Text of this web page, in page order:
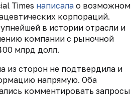
Times написала о возможном
корпораций.
в истории отрасли и
компании с рыночной
млрд долл.
из сторон не подтвердила и
напрямую. Оба
комментировать запросы